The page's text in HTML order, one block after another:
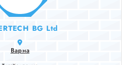
BG Ltd
Варна